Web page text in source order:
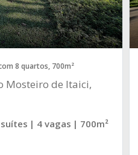
8 quartos, 700m²
Mosteiro de Itaici,
| 4 vagas | 700m²